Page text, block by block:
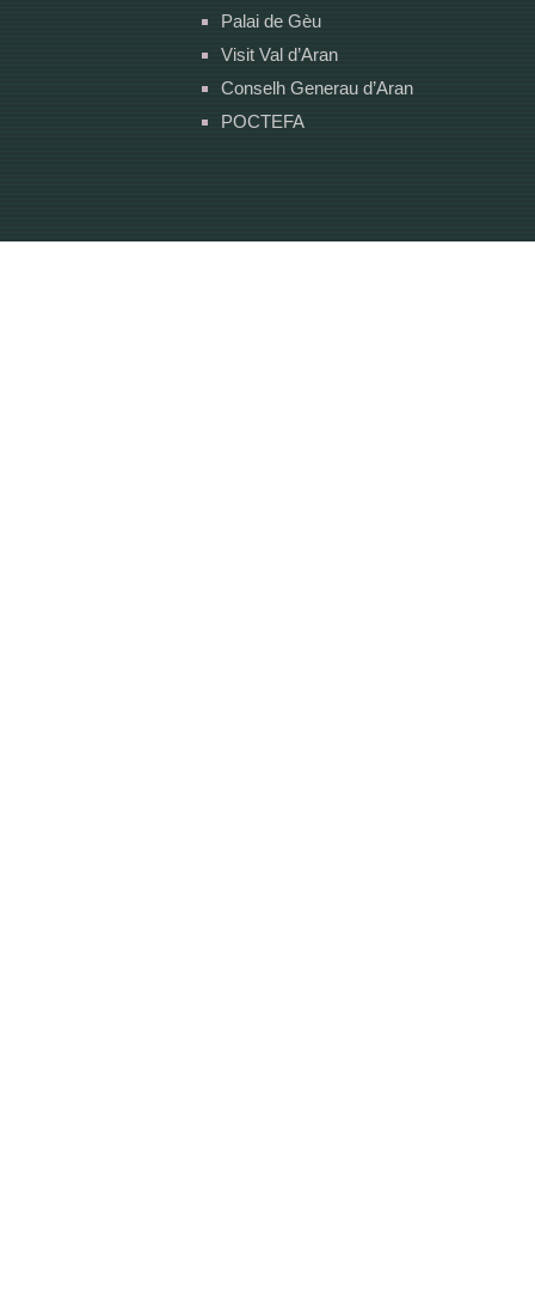
Palai de Gèu
Visit Val d’Aran
Conselh Generau d’Aran
POCTEFA